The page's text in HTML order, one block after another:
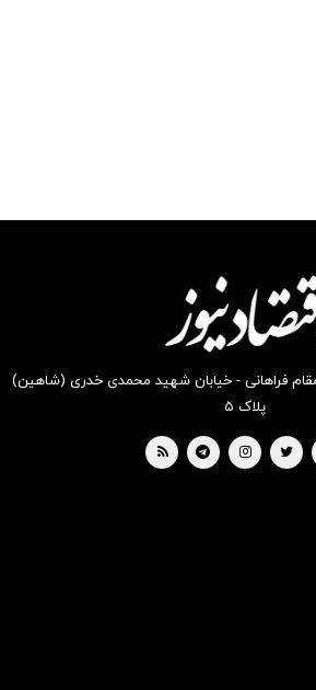
فراهانی - خیابان شهید محمدی خدری (شاهین)
پلاک ۵